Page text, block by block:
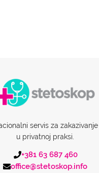
servis za zakazivanje
u privatnoj praksi.
+381 63 687 460
office@stetoskop.info